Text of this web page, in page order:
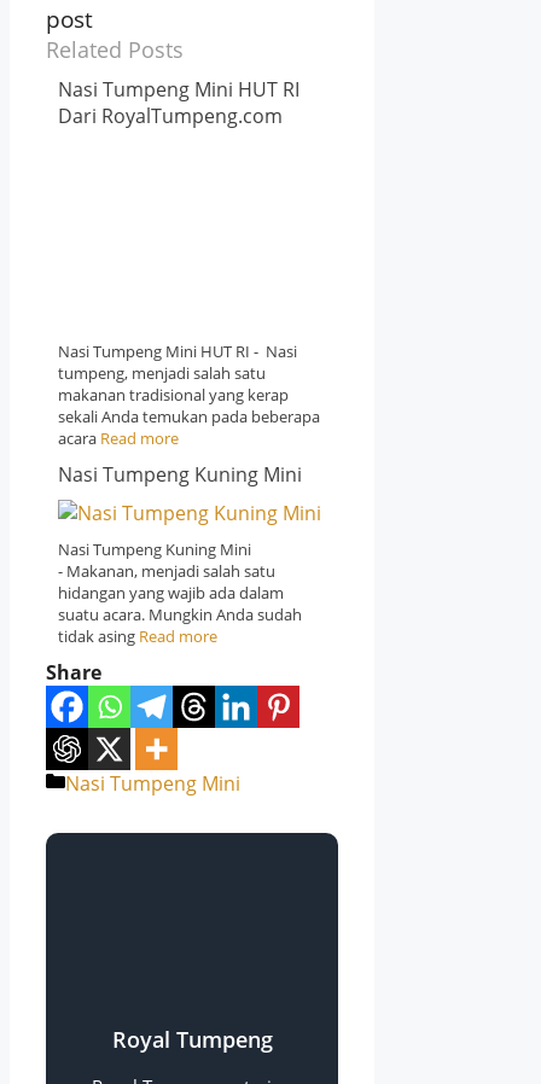
post
Related Posts
Nasi Tumpeng Mini HUT RI
Dari RoyalTumpeng.com
Nasi Tumpeng Mini HUT RI - Nasi
tumpeng, menjadi salah satu
makanan tradisional yang kerap
sekali Anda temukan pada beberapa
acara Read more
Nasi Tumpeng Kuning Mini
Nasi Tumpeng Kuning Mini
- Makanan, menjadi salah satu
hidangan yang wajib ada dalam
suatu acara. Mungkin Anda sudah
tidak asing Read more
Share
Categories
Nasi Tumpeng Mini
Royal Tumpeng